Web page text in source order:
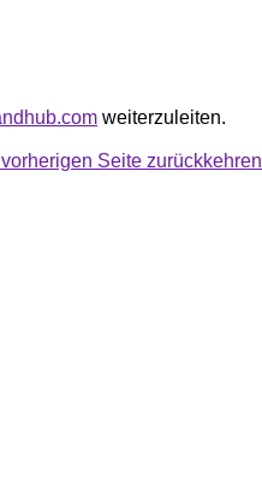
weiterzuleiten.
Seite zurückkehren